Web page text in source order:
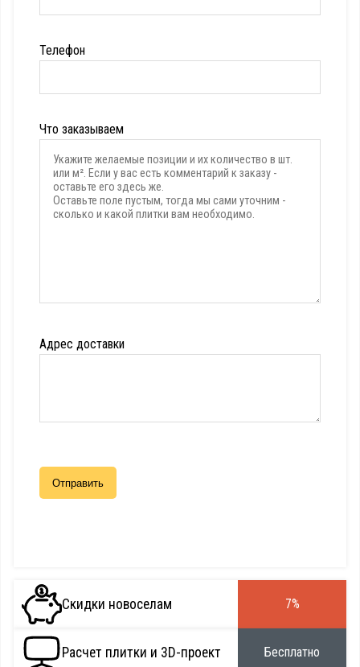
Телефон
Что заказываем
Адрес доставки
Скидки новоселам 7%
Расчет плитки и 3D-проект Бесплатно